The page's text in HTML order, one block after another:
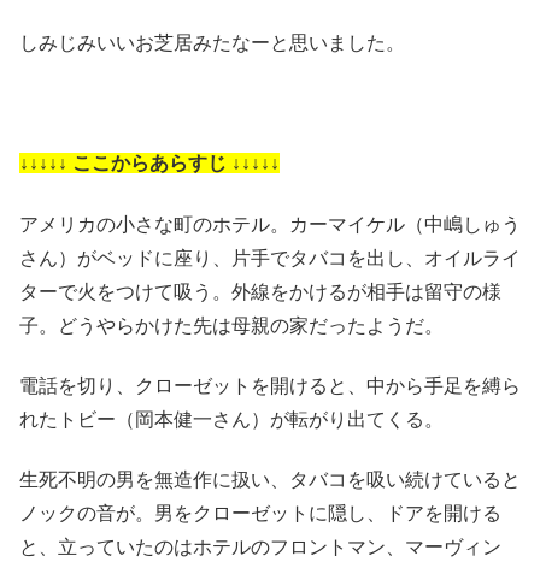
しみじみいいお芝居みたなーと思いました。
↓↓↓↓↓ ここからあらすじ ↓↓↓↓↓
アメリカの小さな町のホテル。カーマイケル（中嶋しゅう
さん）がベッドに座り、片手でタバコを出し、オイルライ
ターで火をつけて吸う。外線をかけるが相手は留守の様
子。どうやらかけた先は母親の家だったようだ。
電話を切り、クローゼットを開けると、中から手足を縛ら
れたトビー（岡本健一さん）が転がり出てくる。
生死不明の男を無造作に扱い、タバコを吸い続けていると
ノックの音が。男をクローゼットに隠し、ドアを開ける
と、立っていたのはホテルのフロントマン、マーヴィン